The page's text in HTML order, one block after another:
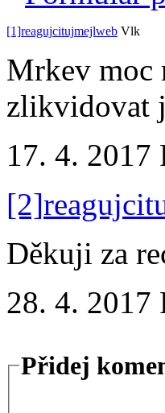
[1]reagujcitujmejlweb Vlk
Mrkev moc
zlikvidovat
17. 4. 2017
[2]reaguj
Děkuji za
28. 4. 2017
Přidej